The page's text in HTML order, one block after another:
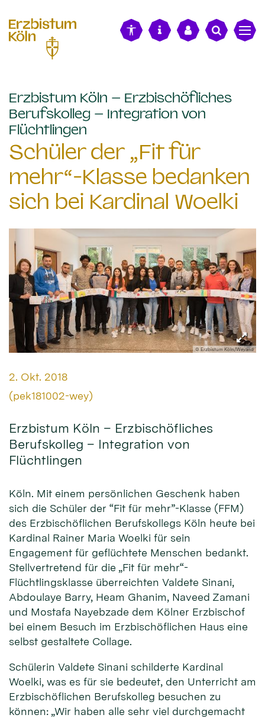
Erzbistum Köln – Erzbischöfliches
Berufskolleg – Integration von
Flüchtlingen
Schüler der „Fit für
mehr“-Klasse bedanken
sich bei Kardinal Woelki
© Erzbistum Köln/Weyand
Datum:
2. Okt. 2018
Von:
(pek181002-wey)
Erzbistum Köln – Erzbischöfliches
Berufskolleg – Integration von
Flüchtlingen
Köln. Mit einem persönlichen Geschenk haben
sich die Schüler der “Fit für mehr”-Klasse (FFM)
des Erzbischöflichen Berufskollegs Köln heute bei
Kardinal Rainer Maria Woelki für sein
Engagement für geflüchtete Menschen bedankt.
Stellvertretend für die „Fit für mehr“-
Flüchtlingsklasse überreichten Valdete Sinani,
Abdoulaye Barry, Heam Ghanim, Naveed Zamani
und Mostafa Nayebzade dem Kölner Erzbischof
bei einem Besuch im Erzbischöflichen Haus eine
selbst gestaltete Collage.
Schülerin Valdete Sinani schilderte Kardinal
Woelki, was es für sie bedeutet, den Unterricht am
Erzbischöflichen Berufskolleg besuchen zu
können: „Wir haben alle sehr viel durchgemacht